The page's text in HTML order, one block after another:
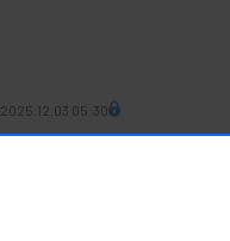
2025.12.03 05:30